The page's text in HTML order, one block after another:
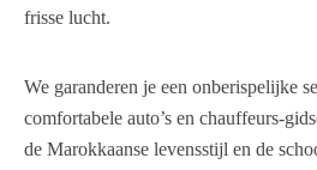
frisse lucht.
We garanderen je een onberispelijke
comfortabele auto’s en chauffeurs-
de Marokkaanse levensstijl en de